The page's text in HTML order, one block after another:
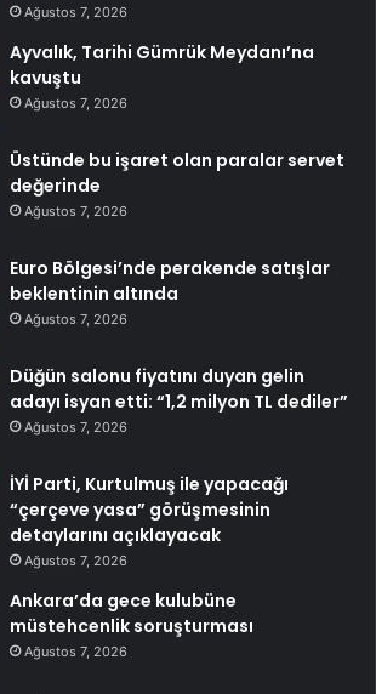
Ağustos 7, 2026
Ayvalık, Tarihi Gümrük Meydanı’na
kavuştu
Ağustos 7, 2026
Üstünde bu işaret olan paralar servet
değerinde
Ağustos 7, 2026
Euro Bölgesi’nde perakende satışlar
beklentinin altında
Ağustos 7, 2026
Düğün salonu fiyatını duyan gelin
adayı isyan etti: “1,2 milyon TL dediler”
Ağustos 7, 2026
İYİ Parti, Kurtulmuş ile yapacağı
“çerçeve yasa” görüşmesinin
detaylarını açıklayacak
Ağustos 7, 2026
Ankara’da gece kulubüne
müstehcenlik soruşturması
Ağustos 7, 2026